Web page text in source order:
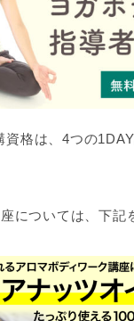
資格は、4つの
については、下記